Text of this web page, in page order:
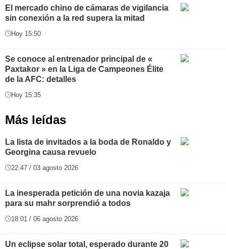
El mercado chino de cámaras de vigilancia
sin conexión a la red supera la mitad
Hoy 15:50
Se conoce al entrenador principal de «
Paxtakor » en la Liga de Campeones Élite
de la AFC: detalles
Hoy 15:35
Más leídas
La lista de invitados a la boda de Ronaldo y
Georgina causa revuelo
22:47 / 03 agosto 2026
La inesperada petición de una novia kazaja
para su mahr sorprendió a todos
18:01 / 06 agosto 2026
Un eclipse solar total, esperado durante 20